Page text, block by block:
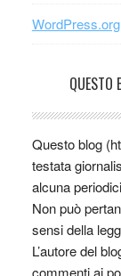
WordPress.org
QUESTO
Questo blog
testata
alcuna
Non può
sensi della
L’autore del
commenti ai